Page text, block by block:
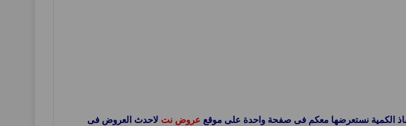
عروض نت لاحدث العروض فى